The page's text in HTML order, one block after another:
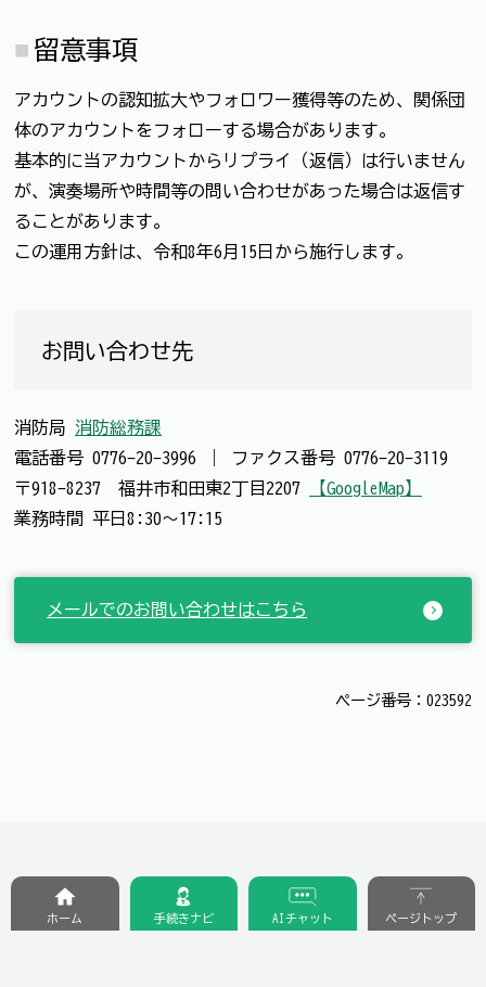
留意事項
アカウントの認知拡大やフォロワー獲得等のため、関係団
体のアカウントをフォローする場合があります。
基本的に当アカウントからリプライ（返信）は行いません
が、演奏場所や時間等の問い合わせがあった場合は返信す
ることがあります。
この運用方針は、令和8年6月15日から施行します。
お問い合わせ先
消防局 消防総務課
電話番号 0776-20-3996 ファクス番号 0776-20-3119
〒918-8237 福井市和田東2丁目2207
【GoogleMap】
業務時間 平日8:30～17:15
メールでのお問い合わせはこちら
ページ番号：023592
ホーム 手続きナビ AIチャット ページトップ